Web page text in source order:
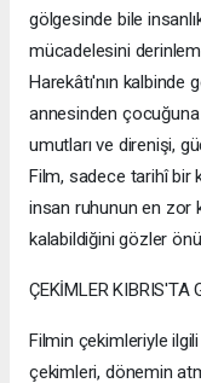
gölgesinde bile
mücadelesini
Harekâtı'nın kalbinde
annesinden çocuğuna
umutları ve direnişi,
Film, sadece tarihî bir
insan ruhunun en zor
kalabildiğini gözler
ÇEKİMLER KIBRIS'TA
Filmin çekimleriyle
çekimleri, dönemin